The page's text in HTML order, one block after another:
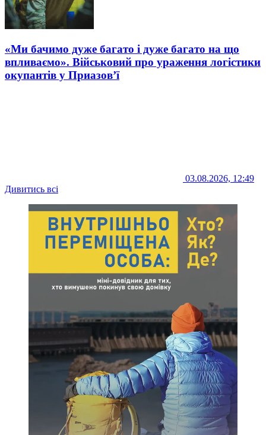
«Ми бачимо дуже багато і дуже багато на що
впливаємо». Військовий про ураження логістики
окупантів у Приазов’ї
03.08.2026, 12:49
Дивитись всі